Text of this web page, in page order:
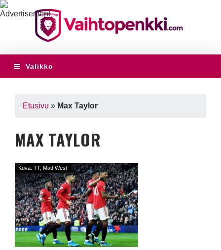
Valikko
Etusivu » Max Taylor
MAX TAYLOR
Kuva: TT, Matt West